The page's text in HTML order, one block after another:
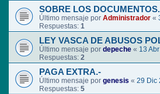
SOBRE LOS
Último mensaje por Administrador «
Respuestas: 1
LEY VASCA DE ABUSOS
Último mensaje por depeche « 13
Respuestas: 2
PAGA EXTRA.-
Último mensaje por genesis « 29 Dic
Respuestas: 5